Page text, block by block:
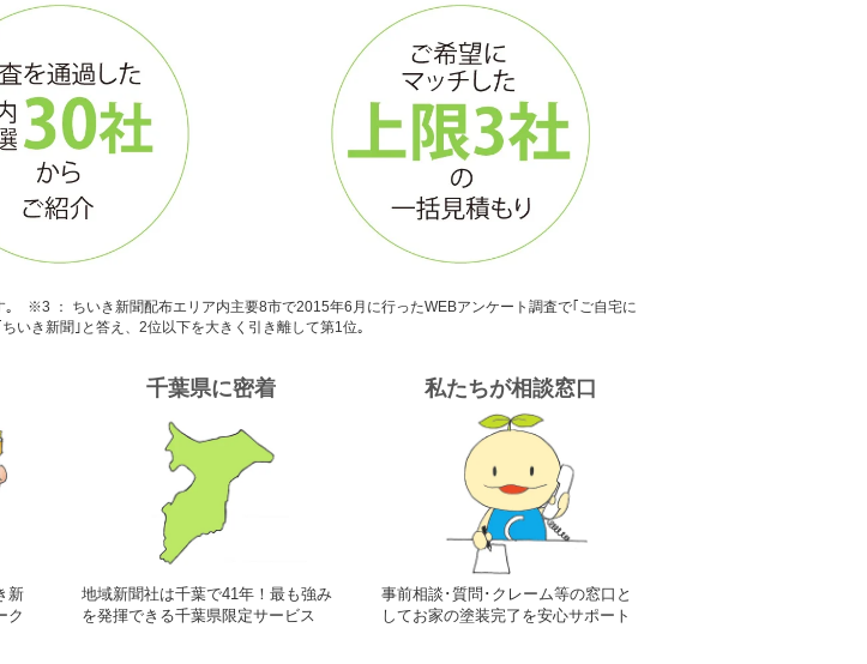
※3 ： ちいき新聞配布エリア内主要8市で2015年6月に行ったWEBアンケート調査で｢ご自宅に
いき新聞｣と答え、2位以下を大きく引き離して第1位｡
新
ク
千葉県に密着
地域新聞社は千葉で41年！最も強み
を発揮できる千葉県限定サービス
私たちが相談窓口
事前相談･質問･クレーム等の窓口と
してお家の塗装完了を安心サポート